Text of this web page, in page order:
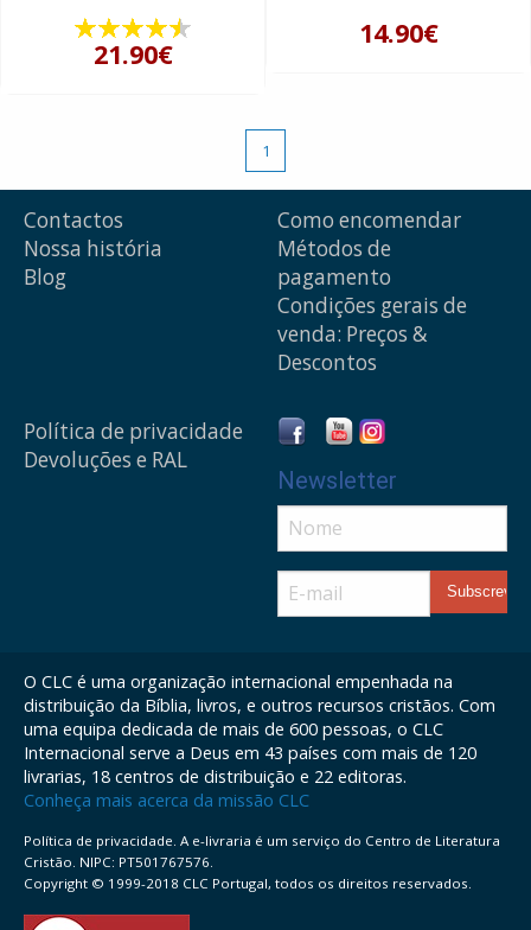
21.90€
14.90€
1
Contactos
Nossa história
Blog
Como encomendar
Métodos de
pagamento
Condições gerais de
venda: Preços &
Descontos
Política de privacidade
Devoluções e RAL
Newsletter
O CLC é uma organização internacional empenhada na
distribuição da Bíblia, livros, e outros recursos cristãos. Com
uma equipa dedicada de mais de 600 pessoas, o CLC
Internacional serve a Deus em 43 países com mais de 120
livrarias, 18 centros de distribuição e 22 editoras.
Conheça mais acerca da missão CLC
Política de privacidade. A e-livraria é um serviço do Centro de Literatura
Cristão. NIPC: PT501767576.
Copyright © 1999-2018 CLC Portugal, todos os direitos reservados.